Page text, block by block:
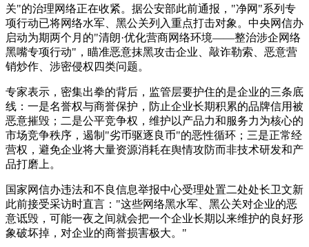
关"的治理网络正在收紧。据公安部此前通报，"净网"系列专
项行动已将网络水军、黑公关列入重点打击对象。中央网信办
启动为期两个月的"清朗·优化营商网络环境——整治涉企网络
黑嘴专项行动"，瞄准恶意抹黑攻击企业、敲诈勒索、恶意营
销炒作、涉密侵权四类问题。
专家表示，密集出拳的背后，监管层要护住的是企业的三条底
线：一是名誉权与商誉保护，防止企业长期积累的品牌信用被
恶意摧毁；二是公平竞争权，维护以产品力和服务力为核心的
市场竞争秩序，遏制"劣币驱逐良币"的恶性循环；三是正常经
营权，避免企业将大量资源消耗在舆情攻防而非技术研发和产
品打磨上。
国家网信办违法和不良信息举报中心受理处置二处处长卫文新
此前接受采访时直言："这些网络黑水军、黑公关对企业的恶
意诋毁，可能一夜之间就会把一个企业长期以来维护的良好形
象破坏掉，对企业的商誉损害极大。"